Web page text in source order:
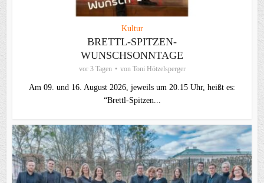
Kultur
BRETTL-SPITZEN-
WUNSCHSONNTAGE
vor 3 Tagen von Toni Hötzelsperger
Am 09. und 16. August 2026, jeweils um 20.15 Uhr, heißt es:
“Brettl-Spitzen...